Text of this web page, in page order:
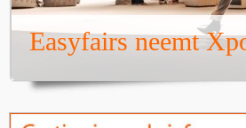
Easyfairs neemt